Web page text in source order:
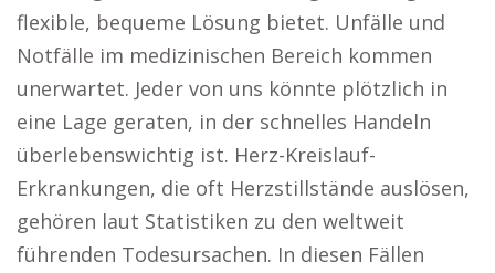
flexible, bequeme Lösung bietet. Unfälle und
Notfälle im medizinischen Bereich kommen
unerwartet. Jeder von uns könnte plötzlich in
eine Lage geraten, in der schnelles Handeln
überlebenswichtig ist. Herz-Kreislauf-
Erkrankungen, die oft Herzstillstände auslösen,
gehören laut Statistiken zu den weltweit
führenden Todesursachen. In diesen Fällen